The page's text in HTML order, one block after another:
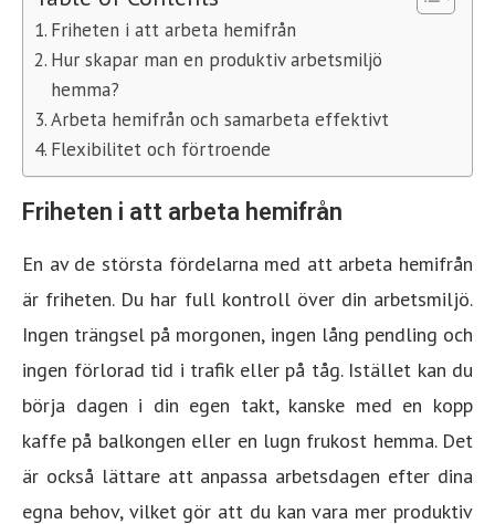
Friheten i att arbeta hemifrån
Hur skapar man en produktiv arbetsmiljö
hemma?
Arbeta hemifrån och samarbeta effektivt
Flexibilitet och förtroende
Friheten i att arbeta hemifrån
En av de största fördelarna med att arbeta hemifrån
är friheten. Du har full kontroll över din arbetsmiljö.
Ingen trängsel på morgonen, ingen lång pendling och
ingen förlorad tid i trafik eller på tåg. Istället kan du
börja dagen i din egen takt, kanske med en kopp
kaffe på balkongen eller en lugn frukost hemma. Det
är också lättare att anpassa arbetsdagen efter dina
egna behov, vilket gör att du kan vara mer produktiv